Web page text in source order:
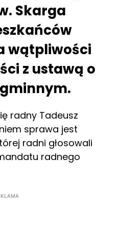
Skarga
wątpliwości
z ustawą o
radny Tadeusz
sprawa jest
radni głosowali
radnego